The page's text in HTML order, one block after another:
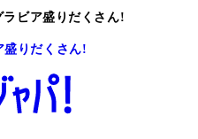
ビア盛りだくさん!
盛りだくさん!